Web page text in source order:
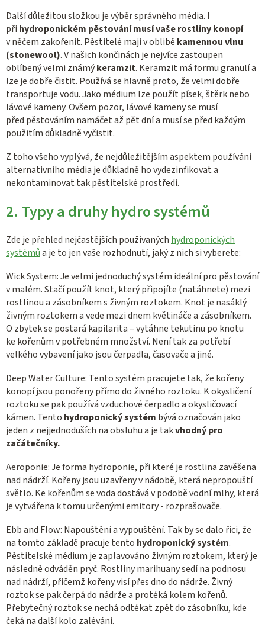
Další důležitou složkou je výběr správného média. I
při hydroponickém pěstování musí vaše rostliny konopí
v něčem zakořenit. Pěstitelé mají v oblibě kamennou vlnu
(stonewool). V našich končinách je nejvíce zastoupen
oblíbený velmi známýkeramzit. Keramzit má formu granulí a
lze je dobře čistit. Používá se hlavně proto, že velmi dobře
transportuje vodu. Jako médium lze použít písek, štěrk nebo
lávové kameny. Ovšem pozor, lávové kameny se musí
před pěstováním namáčet až pět dní a musí se před každým
použitím důkladně vyčistit.
Z toho všeho vyplývá, že nejdůležitějším aspektem používání
alternativního média je důkladně ho vydezinfikovat a
nekontaminovat tak pěstitelské prostředí.
2. Typy a druhy hydro systémů
Zde je přehled nejčastějších používanýchhydroponických
systémůa je to jen vaše rozhodnutí, jaký z nich si vyberete:
Wick System: Je velmi jednoduchý systém ideální pro pěstování
v malém. Stačí použít knot, který připojíte (natáhnete) mezi
rostlinou a zásobníkem s živným roztokem. Knot je nasáklý
živným roztokem a vede mezi dnem květináče a zásobníkem.
O zbytek se postará kapilarita – vytáhne tekutinu po knotu
ke kořenům v potřebném množství. Není tak za potřebí
velkého vybavení jako jsou čerpadla, časovače a jiné.
Deep Water Culture: Tento systém pracujete tak, že kořeny
konopí jsou ponořeny přímo do živného roztoku. K okysličení
roztoku se pak používá vzduchové čerpadlo a okysličovací
kámen. Tento hydroponický systém bývá označován jako
jeden z nejjednoduších na obsluhu a je takvhodný pro
začátečníky.
Aeroponie: Je forma hydroponie, při které je rostlina zavěšena
nad nádrží. Kořeny jsou uzavřeny v nádobě, která nepropouští
světlo. Ke kořenům se voda dostává v podobě vodní mlhy, která
je vytvářena k tomu určenými emitory - rozprašovače.
Ebb and Flow: Napouštění a vypouštění. Tak by se dalo říci, že
na tomto základě pracuje tento hydroponický systém.
Pěstitelské médium je zaplavováno živným roztokem, který je
následně odváděn pryč. Rostliny marihuany sedí na podnosu
nad nádrží, přičemž kořeny visí přes dno do nádrže. Živný
roztok se pak čerpá do nádrže a protéká kolem kořenů.
Přebytečný roztok se nechá odtékat zpět do zásobníku, kde
čeká na další kolo zalévání.